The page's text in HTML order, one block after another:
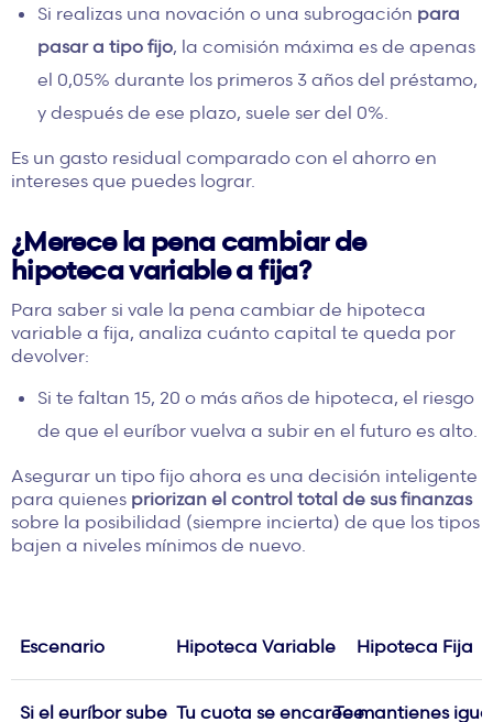
Si realizas una novación o una subrogación para
pasar a tipo fijo, la comisión máxima es de apenas
el 0,05% durante los primeros 3 años del préstamo,
y después de ese plazo, suele ser del 0%.
Es un gasto residual comparado con el ahorro en
intereses que puedes lograr.
¿Merece la pena cambiar de
hipoteca variable a fija?
Para saber si vale la pena cambiar de hipoteca
variable a fija, analiza cuánto capital te queda por
devolver:
Si te faltan 15, 20 o más años de hipoteca, el riesgo
de que el euríbor vuelva a subir en el futuro es alto.
Asegurar un tipo fijo ahora es una decisión inteligente
para quienes priorizan el control total de sus finanzas
sobre la posibilidad (siempre incierta) de que los tipos
bajen a niveles mínimos de nuevo.
Escenario Hipoteca Variable Hipoteca Fija
Si el euríbor sube Tu cuota se encareceTe mantienes